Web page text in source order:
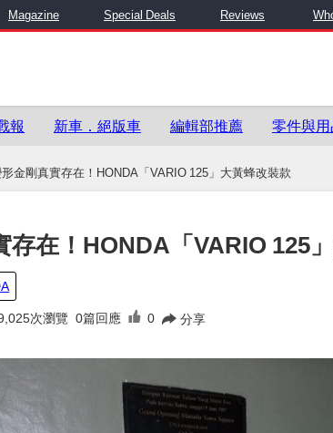
Magazine Special Deals Reviews
報 新車．絕版車 編輯部推薦 零件與用
金剛真實存在！HONDA「VARIO 125」大黃蜂改裝款
存在！HONDA「VARIO 125
次瀏覽 0篇回應 0 分享